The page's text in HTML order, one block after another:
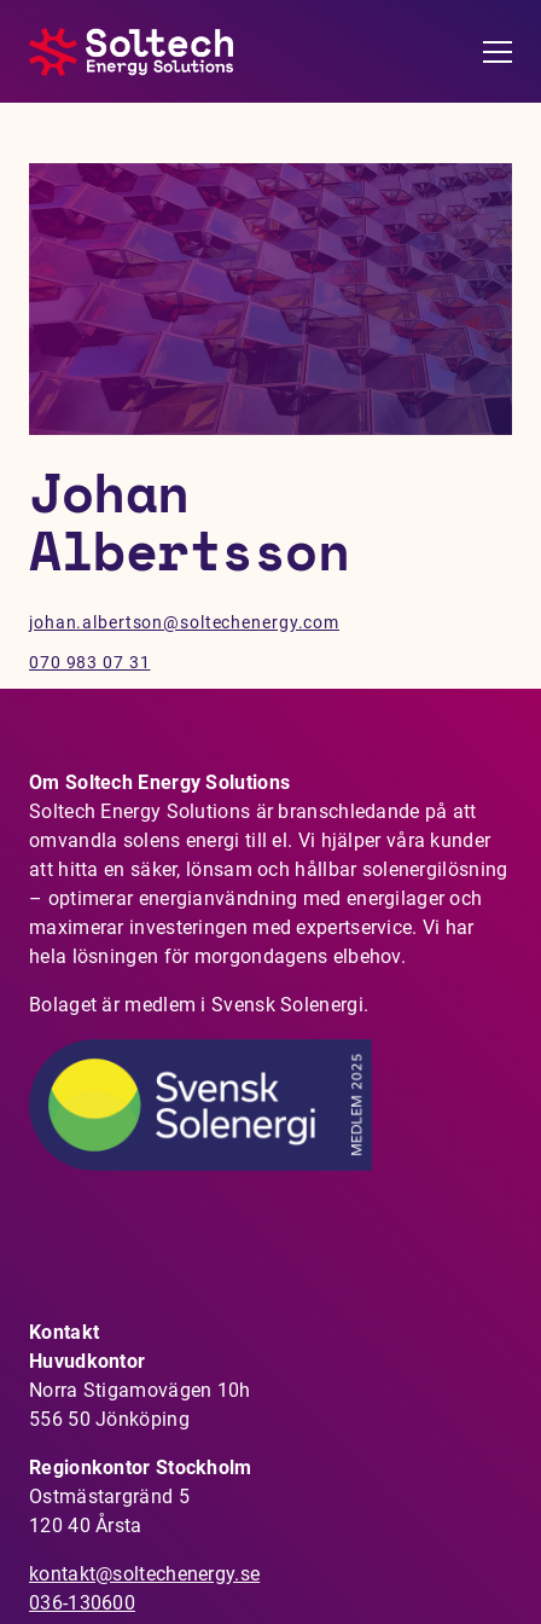
Kontakt
Nyheter
Energilösningar
Referenser
Karriär
Johan
Albertsson
johan.albertson@soltechenergy.com
070 983 07 31
Om Soltech Energy Solutions
Soltech Energy Solutions är branschledande på att
omvandla solens energi till el. Vi hjälper våra kunder
att hitta en säker, lönsam och hållbar solenergilösning
– optimerar energianvändning med energilager och
maximerar investeringen med expertservice. Vi har
hela lösningen för morgondagens elbehov.
Bolaget är medlem i Svensk Solenergi.
Kontakt
Huvudkontor
Norra Stigamovägen 10h
556 50 Jönköping
Regionkontor Stockholm
Ostmästargränd 5
120 40 Årsta
kontakt@soltechenergy.se
036-130600